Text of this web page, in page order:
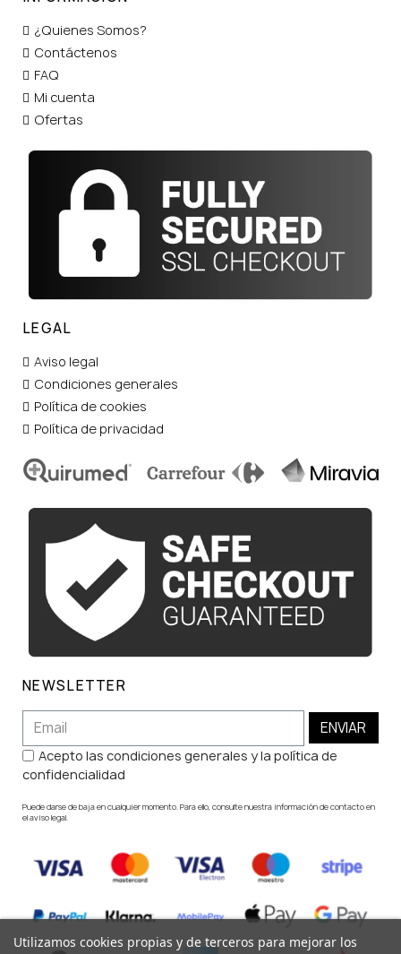
¿Quienes Somos?
Contáctenos
FAQ
Mi cuenta
Ofertas
LEGAL
Aviso legal
Condiciones generales
Política de cookies
Política de privacidad
NEWSLETTER
ENVIAR
Acepto las condiciones generales y la política de
confidencialidad
Puede darse de baja en cualquier momento. Para ello, consulte nuestra información de contacto en
el aviso legal.
Utilizamos cookies propias y de terceros para mejorar los